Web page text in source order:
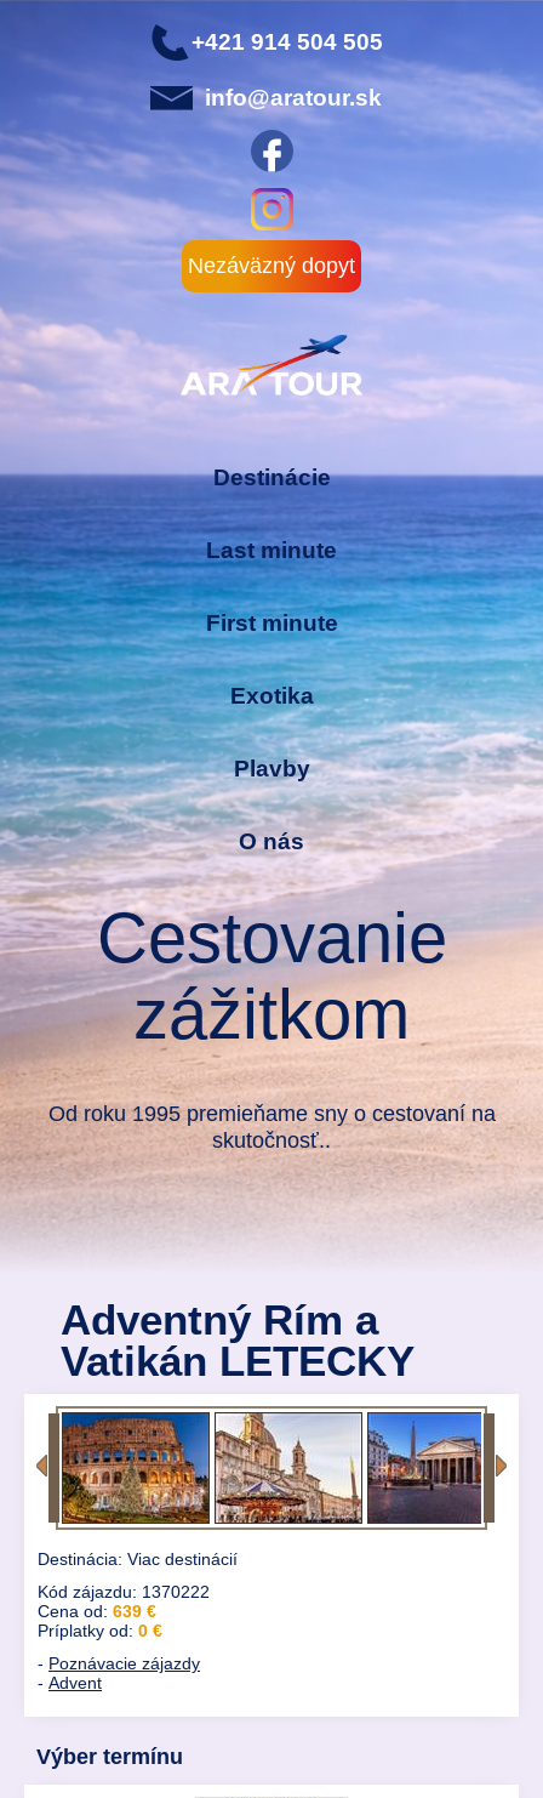
+421 914 504 505
info@aratour.sk
Nezáväzný dopyt
Destinácie
Last minute
First minute
Exotika
Plavby
O nás
Cestovanie
zážitkom
Od roku 1995 premieňame sny o cestovaní na
skutočnosť..
Adventný Rím a
Vatikán LETECKY
Destinácia: Viac destinácií
Kód zájazdu: 1370222
Cena od: 639 €
Príplatky od: 0 €
- Poznávacie zájazdy
- Advent
Výber termínu